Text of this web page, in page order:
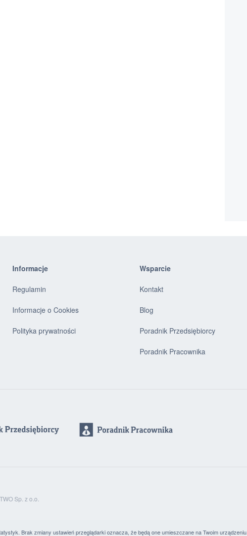
Informacje
Regulamin
Informacje o Cookies
Polityka prywatności
Wsparcie
Kontakt
Blog
Poradnik Przedsiębiorcy
Poradnik Pracownika
Sp. z o.o.
Brak zmiany ustawień przeglądarki oznacza, że będą one umieszczane na Twoim urządzeniu.